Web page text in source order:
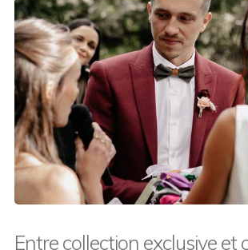
Entre collection exclusive et